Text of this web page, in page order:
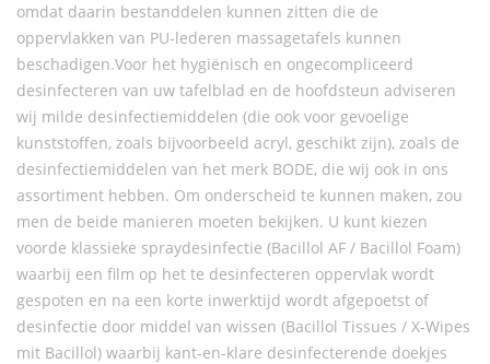
omdat daarin bestanddelen kunnen zitten die de
oppervlakken van PU-lederen massagetafels kunnen
beschadigen.Voor het hygiënisch en ongecompliceerd
desinfecteren van uw tafelblad en de hoofdsteun adviseren
wij milde desinfectiemiddelen (die ook voor gevoelige
kunststoffen, zoals bijvoorbeeld acryl, geschikt zijn), zoals de
desinfectiemiddelen van het merk BODE, die wij ook in ons
assortiment hebben. Om onderscheid te kunnen maken, zou
men de beide manieren moeten bekijken. U kunt kiezen
voorde klassieke spraydesinfectie (Bacillol AF / Bacillol Foam)
waarbij een film op het te desinfecteren oppervlak wordt
gespoten en na een korte inwerktijd wordt afgepoetst of
desinfectie door middel van wissen (Bacillol Tissues / X-Wipes
mit Bacillol) waarbij kant-en-klare desinfecterende doekjes